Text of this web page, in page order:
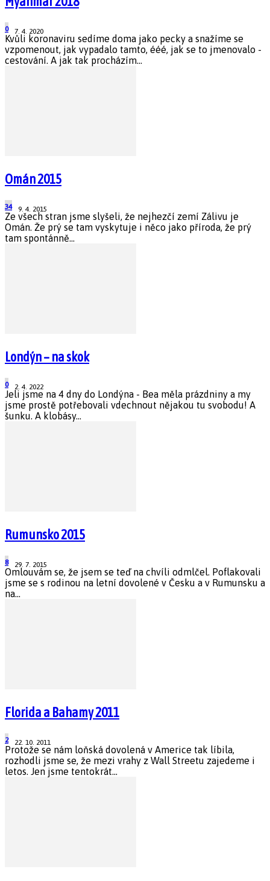
7. 4. 2020
0
Kvůli koronaviru sedíme doma jako pecky a snažíme se
vzpomenout, jak vypadalo tamto, ééé, jak se to jmenovalo -
cestování. A jak tak procházím...
Omán 2015
9. 4. 2015
34
Ze všech stran jsme slyšeli, že nejhezčí zemí Zálivu je
Omán. Že prý se tam vyskytuje i něco jako příroda, že prý
tam spontánně...
Londýn – na skok
2. 4. 2022
0
Jeli jsme na 4 dny do Londýna - Bea měla prázdniny a my
jsme prostě potřebovali vdechnout nějakou tu svobodu! A
šunku. A klobásy...
Rumunsko 2015
29. 7. 2015
8
Omlouvám se, že jsem se teď na chvíli odmlčel. Poflakovali
jsme se s rodinou na letní dovolené v Česku a v Rumunsku a
na...
Florida a Bahamy 2011
22. 10. 2011
2
Protože se nám loňská dovolená v Americe tak líbila,
rozhodli jsme se, že mezi vrahy z Wall Streetu zajedeme i
letos. Jen jsme tentokrát...